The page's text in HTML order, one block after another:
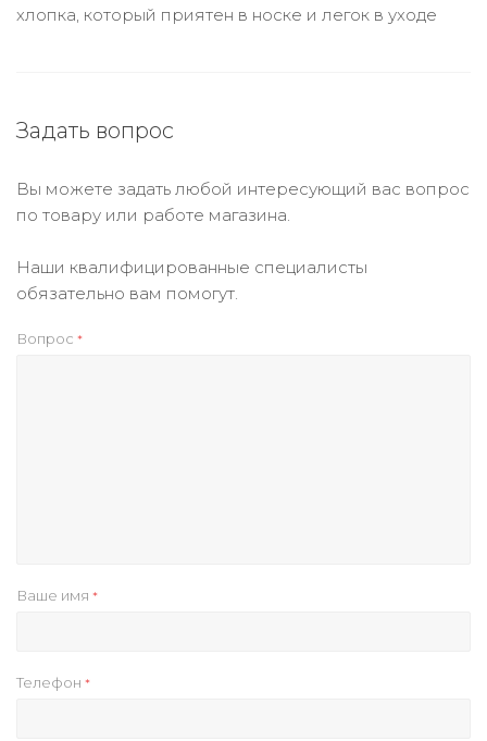
хлопка, который приятен в носке и легок в уходе
Задать вопрос
Вы можете задать любой интересующий вас вопрос
по товару или работе магазина.
Наши квалифицированные специалисты
обязательно вам помогут.
Вопрос *
Ваше имя *
Телефон *